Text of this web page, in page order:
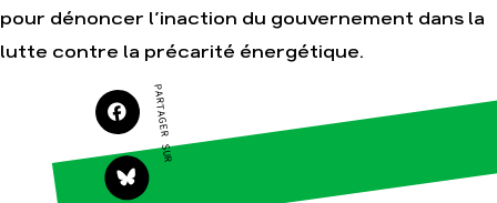
Transmettre tout ou
patrimoine
Télécharger
gratuitement les
guides éco-citoyens
Multinationales
Forêts
pour dénoncer l’inaction du gouvernement dans la
lutte contre la précarité énergétique.
PARTAGER SUR